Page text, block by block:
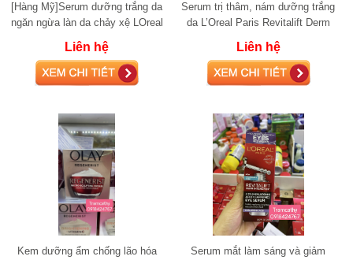
[Hàng Mỹ]Serum dưỡng trắng da
ngăn ngừa làn da chảy xệ LOreal
Paris Revitalift Triple Power Anti-A
Liên hệ
Serum trị thâm, nám dưỡng trắng
da L’Oreal Paris Revitalift Derm
Intensives 10% Vitamin C 30ml
Liên hệ
Kem dưỡng ẩm chống lão hóa
Serum mắt làm sáng và giảm